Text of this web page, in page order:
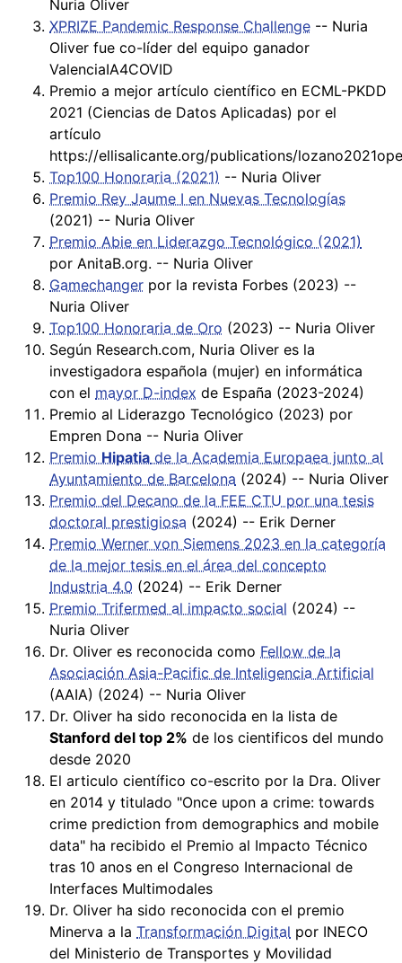
Nuria Oliver
XPRIZE Pandemic Response Challenge -- Nuria
Oliver fue co-líder del equipo ganador
ValenciaIA4COVID
Premio a mejor artículo científico en ECML-PKDD
2021 (Ciencias de Datos Aplicadas) por el
artículo
https://ellisalicante.org/publications/
Top100 Honoraria (2021) -- Nuria Oliver
Premio Rey Jaume I en Nuevas Tecnologías
(2021) -- Nuria Oliver
Premio Abie en Liderazgo Tecnológico (2021)
por AnitaB.org. -- Nuria Oliver
Gamechanger por la revista Forbes (2023) --
Nuria Oliver
Top100 Honoraria de Oro (2023) -- Nuria Oliver
Según Research.com, Nuria Oliver es la
investigadora española (mujer) en informática
con el mayor D-index de España (2023-2024)
Premio al Liderazgo Tecnológico (2023) por
Empren Dona -- Nuria Oliver
Premio Hipatia de la Academia Europaea junto al
Ayuntamiento de Barcelona (2024) -- Nuria Oliver
Premio del Decano de la FEE CTU por una tesis
doctoral prestigiosa (2024) -- Erik Derner
Premio Werner von Siemens 2023 en la categoría
de la mejor tesis en el área del concepto
Industria 4.0 (2024) -- Erik Derner
Premio Trifermed al impacto social (2024) --
Nuria Oliver
Dr. Oliver es reconocida como Fellow de la
Asociación Asia-Pacific de Inteligencia Artificial
(AAIA) (2024) -- Nuria Oliver
Dr. Oliver ha sido reconocida en la lista de
Stanford del top 2% de los cientificos del mundo
desde 2020
El articulo científico co-escrito por la Dra. Oliver
en 2014 y titulado "Once upon a crime: towards
crime prediction from demographics and mobile
data" ha recibido el Premio al Impacto Técnico
tras 10 anos en el Congreso Internacional de
Interfaces Multimodales
Dr. Oliver ha sido reconocida con el premio
Minerva a la Transformación Digital por INECO
del Ministerio de Transportes y Movilidad